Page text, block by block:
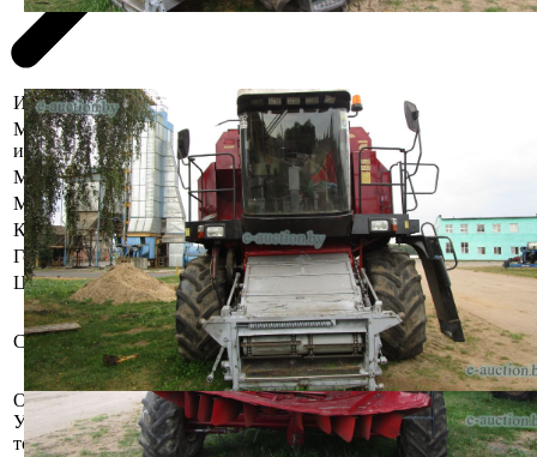
Информация о предмете торгов
Местоположение
имущества
Брестская область, Жабинковский р-
н, г. Жабинка, ул. Колхозная, 117
Марка
КЗС
Модель
1218
Коробка передач
Механическая
Год выпуска
2009
Цвет
Красный
Состояние
Бывшее в употреблении, при
инструментальном контроле,
диагностике, разборке возможно
выявление скрытых дефектов.
Осмотр объекта
Участник электронных торгов обязан до начала электронных
торгов осмотреть предмет торгов ( п.2.4.3 Регламента)